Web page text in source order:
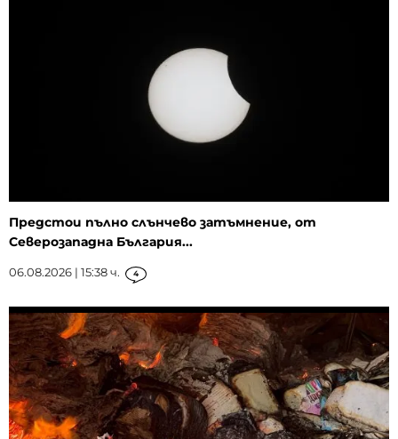
Предстои пълно слънчево затъмнение, от
Северозападна България...
06.08.2026 | 15:38 ч. 4